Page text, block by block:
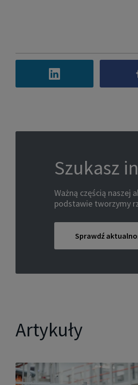
Szukasz
Ważną częścią naszej
podstawie tworzymy
Sprawdź
Artykuły